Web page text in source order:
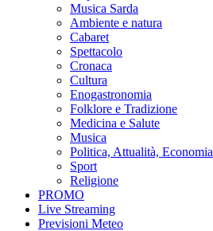
Musica Sarda
Ambiente e natura
Cabaret
Spettacolo
Cronaca
Cultura
Enogastronomia
Folklore e Tradizione
Medicina e Salute
Musica
Politica, Attualità, Economia
Sport
Religione
PROMO
Live Streaming
Previsioni Meteo